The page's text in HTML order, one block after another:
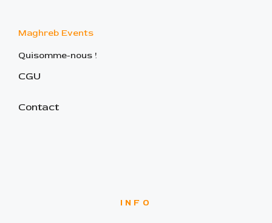
Maghreb Events
Quisomme-nous !
CGU
Contact
INFO